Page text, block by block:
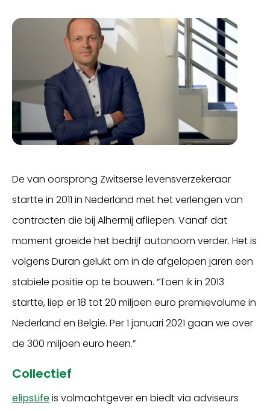
De van oorsprong Zwitserse levensverzekeraar
startte in 2011 in Nederland met het verlengen van
contracten die bij Alhermij afliepen. Vanaf dat
moment groeide het bedrijf autonoom verder. Het is
volgens Duran gelukt om in de afgelopen jaren een
stabiele positie op te bouwen. “Toen ik in 2013
startte, liep er 18 tot 20 miljoen euro premievolume in
Nederland en België. Per 1 januari 2021 gaan we over
de 300 miljoen euro heen.”
Collectief
elipsLifeis volmachtgever en biedt via adviseurs